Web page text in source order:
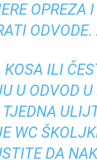
OPREZA
ILI
U ODVOD U
WC
DA